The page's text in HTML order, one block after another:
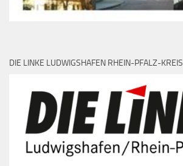
DIE LINKE LUDWIGSHAFEN RHEIN-PFALZ-KREIS